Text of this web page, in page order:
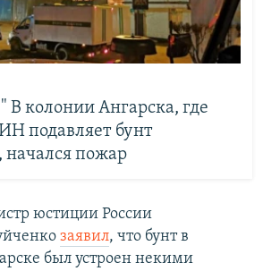
В колонии Ангарска, где
подавляет бунт
пожар
юстиции России
заявил, что бунт в
был устроен некими